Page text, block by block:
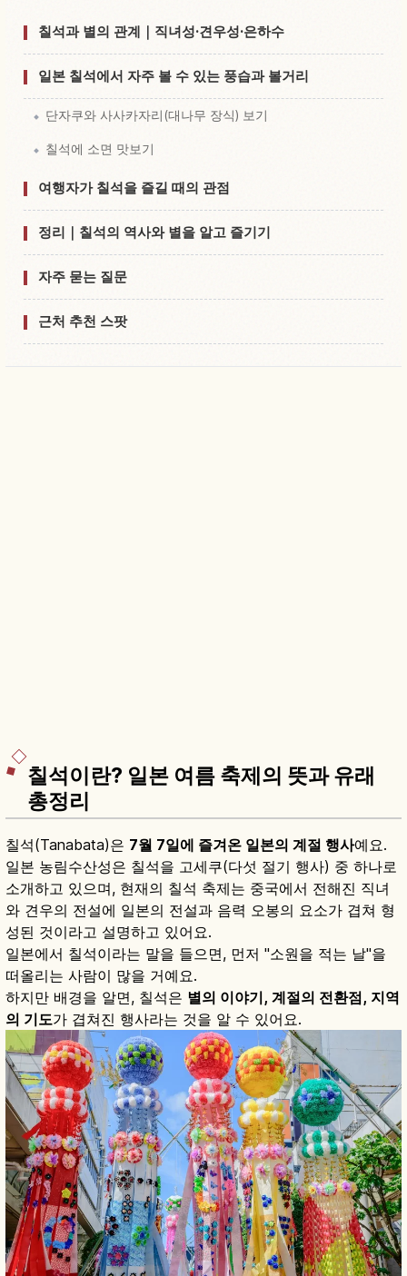
칠석과 별의 관계｜직녀성·견우성·은하수
일본 칠석에서 자주 볼 수 있는 풍습과 볼거리
단자쿠와 사사카자리(대나무 장식) 보기
칠석에 소면 맛보기
여행자가 칠석을 즐길 때의 관점
정리｜칠석의 역사와 별을 알고 즐기기
자주 묻는 질문
근처 추천 스팟
칠석이란? 일본 여름 축제의 뜻과 유래
총정리
칠석(Tanabata)은 7월 7일에 즐겨온 일본의 계절 행사예요.
일본 농림수산성은 칠석을 고세쿠(다섯 절기 행사) 중 하나로
소개하고 있으며, 현재의 칠석 축제는 중국에서 전해진 직녀
와 견우의 전설에 일본의 전설과 음력 오봉의 요소가 겹쳐 형
성된 것이라고 설명하고 있어요.
일본에서 칠석이라는 말을 들으면, 먼저 "소원을 적는 날"을
떠올리는 사람이 많을 거예요.
하지만 배경을 알면, 칠석은 별의 이야기, 계절의 전환점, 지역
의 기도가 겹쳐진 행사라는 것을 알 수 있어요.